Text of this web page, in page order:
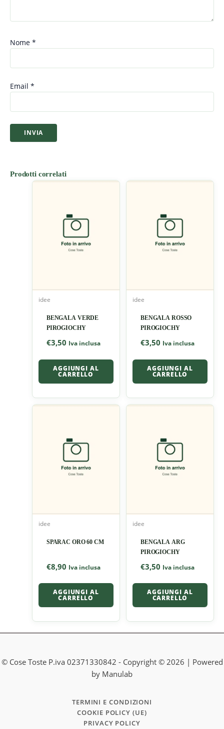
Nome *
Email *
Prodotti correlati
idee
BENGALA VERDE
PIROGIOCHY
€3,50 Iva inclusa
AGGIUNGI AL
CARRELLO
idee
BENGALA ROSSO
PIROGIOCHY
€3,50 Iva inclusa
AGGIUNGI AL
CARRELLO
idee
SPARAC ORO 60 CM
€8,90 Iva inclusa
AGGIUNGI AL
CARRELLO
idee
BENGALA ARG
PIROGIOCHY
€3,50 Iva inclusa
AGGIUNGI AL
CARRELLO
© Cose Toste P.iva 02371330842 - Copyright © 2026 | Powered
by Manulab
TERMINI E CONDIZIONI
COOKIE POLICY (UE)
PRIVACY POLICY